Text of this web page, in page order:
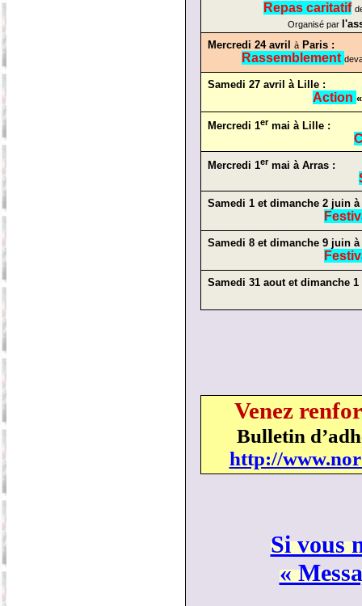
Repas caritatif
Organisé par
Mercredi 24 avril
àParis :
Rassemblement
Samedi 27 avril à Lille :
Action
Mercredi 1ermai à Lille :
Mercredi 1ermai à Arras :
Samedi 1 et dimanche 2 juin à
Samedi 8 et dimanche 9 juin
Samedi 31 aout et dimanche
Venez
Bulletin
http://
Si vous
«